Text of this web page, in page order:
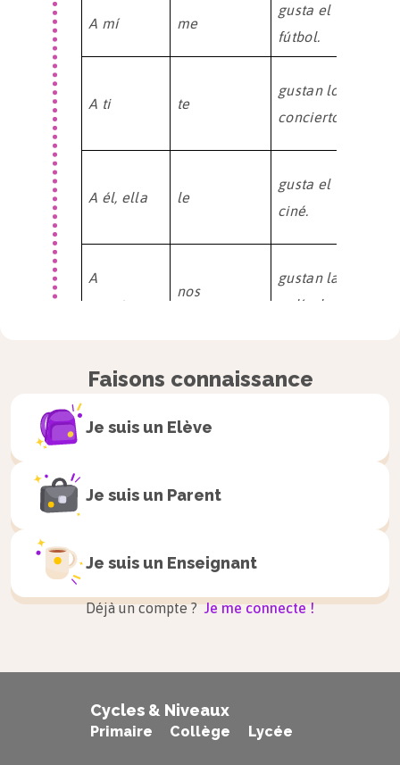
A mí me
gusta el
fútbol.
A ti te
gustan los
conciertos.
A él, ella le
gusta el
ciné.
A
nosotros,as
nos
gustan las
películas.
A
os
gusta la
ellas
les
sport.
avec le sujet mais avec le
Si le COD est un verbe à l’infinitif, le
Faisons connaissance
Je suis un Elève
Je suis un Parent
Je suis un Enseignant
Déjà un compte ? Je me connecte !
Cycles & Niveaux
Primaire Collège Lycée